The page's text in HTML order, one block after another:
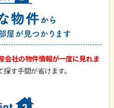
会社の物件情報が一度に見れま
す手間が省けます。